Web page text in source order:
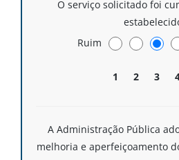
O serviço solicitado foi
Ruim
1 2 3
A Administração Pública
melhoria e aperfeiçoamento